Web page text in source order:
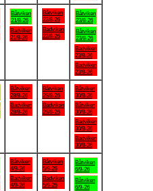
Båtviken
21/8-26
Badviken
21/8-26
Båtviken
22/8-26
Badviken
22/8-26
Båtviken
23/8-26
Båtviken
23/8-26
Badviken
23/8-26
Badviken
23/8-26
Båtviken
28/8-26
Badviken
28/8-26
Båtviken
29/8-26
Badviken
29/8-26
Båtviken
30/8-26
Båtviken
30/8-26
Badviken
30/8-26
Badviken
30/8-26
Båtviken
4/9-26
Badviken
4/9-26
Båtviken
5/9-26
Badviken
5/9-26
Båtviken
6/9-26
Båtviken
6/9-26